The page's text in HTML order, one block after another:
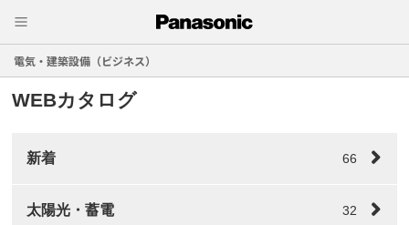
電気・建築設備（ビジネス）
WEBカタログ
新着 66
太陽光・蓄電 32